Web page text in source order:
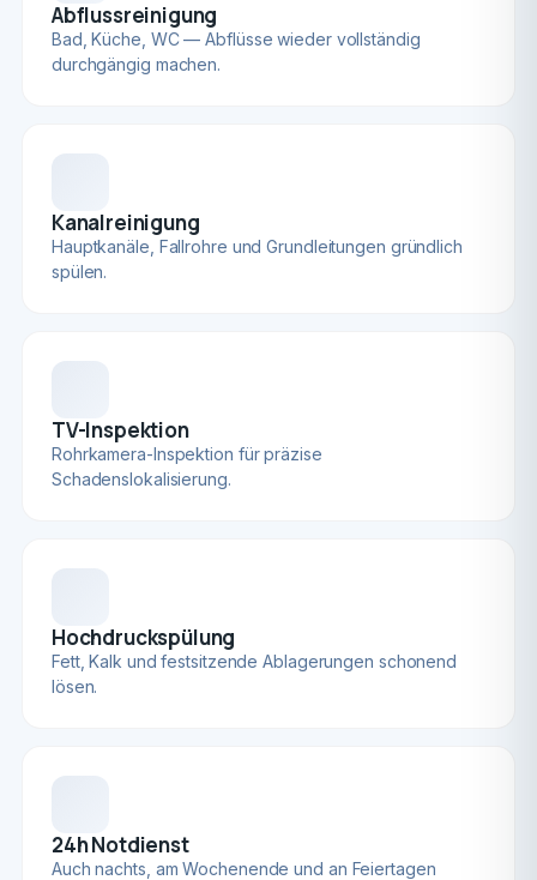
Abflussreinigung
Bad, Küche, WC — Abflüsse wieder vollständig
durchgängig machen.
Kanalreinigung
Hauptkanäle, Fallrohre und Grundleitungen gründlich
spülen.
TV-Inspektion
Rohrkamera-Inspektion für präzise
Schadenslokalisierung.
Hochdruckspülung
Fett, Kalk und festsitzende Ablagerungen schonend
lösen.
24h Notdienst
Auch nachts, am Wochenende und an Feiertagen